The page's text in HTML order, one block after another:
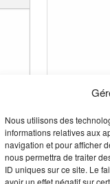
Nous utilisons des
informations relatives aux
navigation et pour afficher
nous permettra de traiter
ID uniques sur ce site. Le
avoir un effet négatif sur